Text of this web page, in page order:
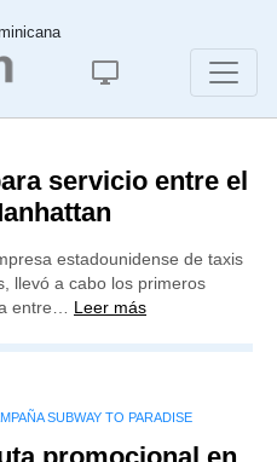
servicio entre el
estadounidense de taxis
llevó a cabo los primeros
entre… Leer más
SUBWAY TO PARADISE